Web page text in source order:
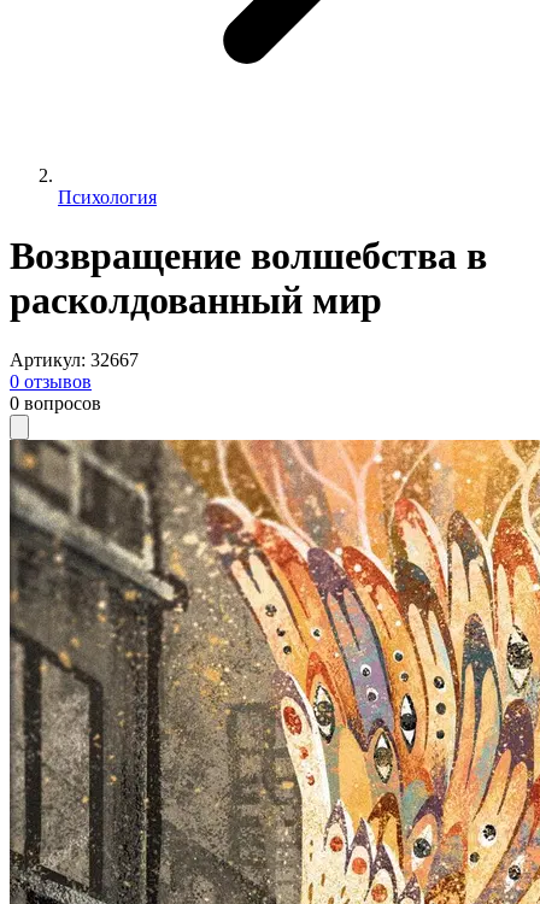
Психология
Возвращение волшебства в
расколдованный мир
Артикул: 32667
0 отзывов
0 вопросов